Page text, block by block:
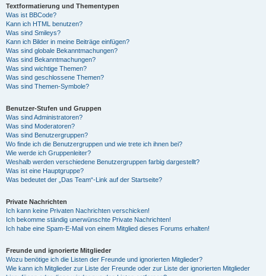
Textformatierung und Thementypen
Was ist BBCode?
Kann ich HTML benutzen?
Was sind Smileys?
Kann ich Bilder in meine Beiträge einfügen?
Was sind globale Bekanntmachungen?
Was sind Bekanntmachungen?
Was sind wichtige Themen?
Was sind geschlossene Themen?
Was sind Themen-Symbole?
Benutzer-Stufen und Gruppen
Was sind Administratoren?
Was sind Moderatoren?
Was sind Benutzergruppen?
Wo finde ich die Benutzergruppen und wie trete ich ihnen bei?
Wie werde ich Gruppenleiter?
Weshalb werden verschiedene Benutzergruppen farbig dargestellt?
Was ist eine Hauptgruppe?
Was bedeutet der „Das Team“-Link auf der Startseite?
Private Nachrichten
Ich kann keine Privaten Nachrichten verschicken!
Ich bekomme ständig unerwünschte Private Nachrichten!
Ich habe eine Spam-E-Mail von einem Mitglied dieses Forums erhalten!
Freunde und ignorierte Mitglieder
Wozu benötige ich die Listen der Freunde und ignorierten Mitglieder?
Wie kann ich Mitglieder zur Liste der Freunde oder zur Liste der ignorierten Mitglieder